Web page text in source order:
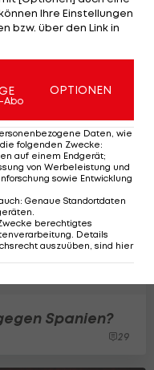
26
Spanien?
29
Ihre Einstellungen
bzw. über den Link in
Abo
OPTIONEN
Daten, wie
folgenden Zwecke:
auf einem Endgerät;
von Werbeleistung und
sowie Entwicklung
: Genaue Standortdaten
.
berechtigtes
Details
auszuüben, sind hier